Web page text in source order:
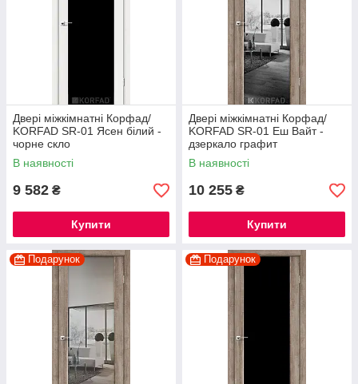
Двері міжкімнатні Корфад/
KORFAD SR-01 Ясен білий -
чорне скло
В наявності
9 582 ₴
Купити
Двері міжкімнатні Корфад/
KORFAD SR-01 Еш Вайт -
дзеркало графит
В наявності
10 255 ₴
Купити
Подарунок Подарунок